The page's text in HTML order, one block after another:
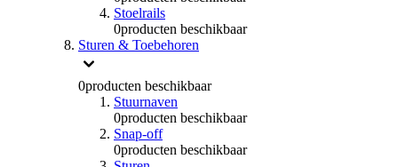
Stoelrails
0producten beschikbaar
Sturen & Toebehoren
0producten beschikbaar
Stuurnaven
0producten beschikbaar
Snap-off
0producten beschikbaar